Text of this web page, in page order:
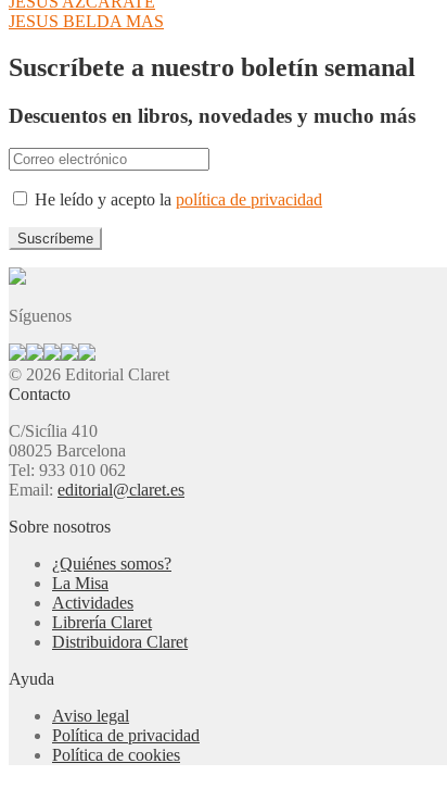
de
entradas
Siguiente:
JESUS BELDA MAS
Suscríbete a nuestro boletín semanal
Descuentos en libros, novedades y mucho más
He leído y acepto la política de privacidad
Síguenos
© 2026 Editorial Claret
Contacto
C/Sicília 410
08025 Barcelona
Tel: 933 010 062
Email: editorial@claret.es
Sobre nosotros
¿Quiénes somos?
La Misa
Actividades
Librería Claret
Distribuidora Claret
Ayuda
Aviso legal
Política de privacidad
Política de cookies